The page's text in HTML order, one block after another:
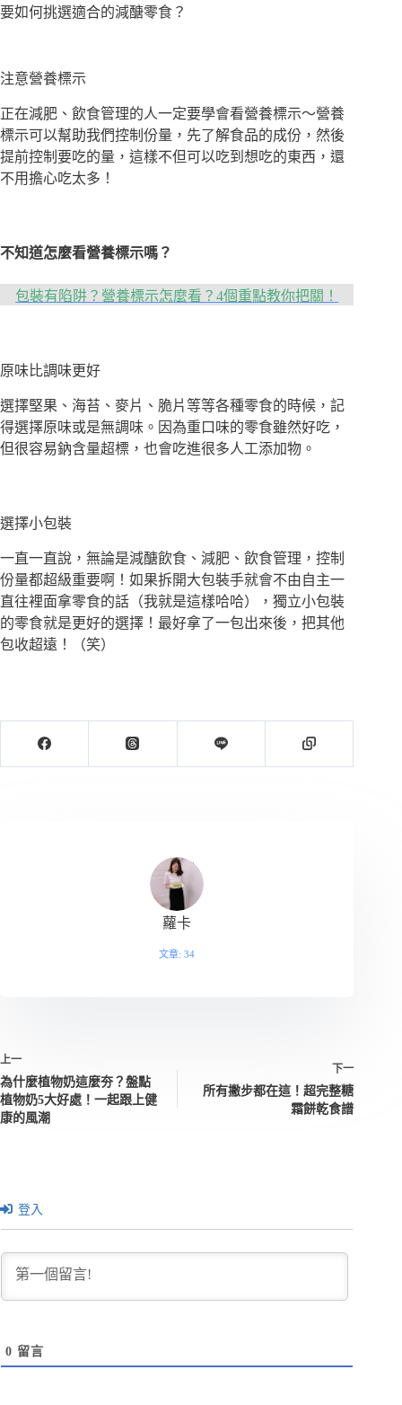
要如何挑選適合的減醣零食？
注意營養標示
正在減肥、飲食管理的人一定要學會看營養標示～營養
標示可以幫助我們控制份量，先了解食品的成份，然後
提前控制要吃的量，這樣不但可以吃到想吃的東西，還
不用擔心吃太多！
不知道怎麼看營養標示嗎？
包裝有陷阱？營養標示怎麼看？4個重點教你把關！
原味比調味更好
選擇堅果、海苔、麥片、脆片等等各種零食的時候，記
得選擇原味或是無調味。因為重口味的零食雖然好吃，
但很容易鈉含量超標，也會吃進很多人工添加物。
選擇小包裝
一直一直說，無論是減醣飲食、減肥、飲食管理，控制
份量都超級重要啊！如果拆開大包裝手就會不由自主一
直往裡面拿零食的話（我就是這樣哈哈），獨立小包裝
的零食就是更好的選擇！最好拿了一包出來後，把其他
包收超遠！（笑）
蘿卡
文章: 34
上一
為什麼植物奶這麼夯？盤點
植物奶5大好處！一起跟上健
康的風潮
下一
所有撇步都在這！超完整糖
霜餅乾食譜
登入
0 留言